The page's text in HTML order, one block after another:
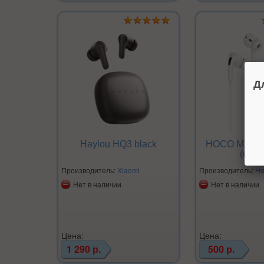
Haylou HQ3 black
Производитель: Xiaomi
Нет в наличии
Цена:
1 290 р.
HOCO M1
Производитель:
Нет в наличии
Цена:
500 р.